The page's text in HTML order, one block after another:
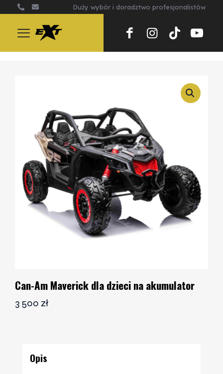
Duży wybór i doradztwo profesjonalistów
Can-Am Maverick dla dzieci na akumulator
3 500 zł
Opis